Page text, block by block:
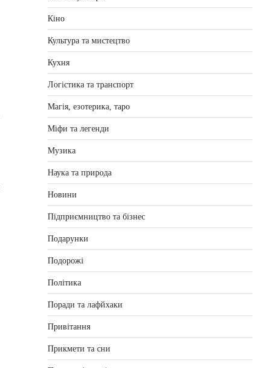
Кіно
Культура та мистецтво
Кухня
Логістика та транспорт
Магія, езотерика, таро
Міфи та легенди
Музика
Наука та природа
Новини
Підприємництво та бізнес
Подарунки
Подорожі
Політика
Поради та лафйхаки
Привітання
Прикмети та сни